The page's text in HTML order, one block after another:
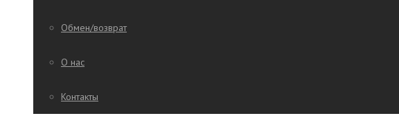
Обмен/возврат
О нас
Контакты